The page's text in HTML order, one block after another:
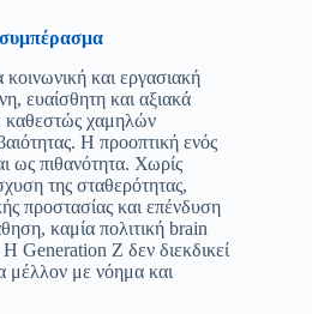
και εργασιακή
ευαίσθητη και αξιακά
καθεστώς χαμηλών
Η προοπτική ενός
ως πιθανότητα. Χωρίς
της σταθερότητας,
προστασίας και επένδυση
καμία πολιτική brain
Generation Z δεν διεκδικεί
μέλλον με νόημα και